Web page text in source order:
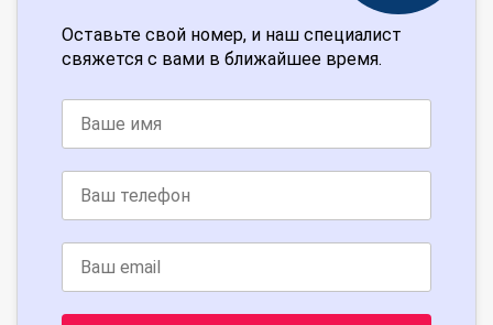
Оставьте свой номер, и наш специалист
свяжется с вами в ближайшее время.